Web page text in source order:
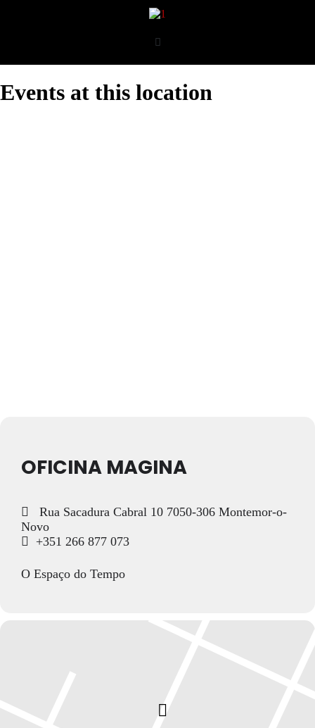
Events at this location
OFICINA MAGINA
Rua Sacadura Cabral 10 7050-306 Montemor-o-
Novo
+351 266 877 073
O Espaço do Tempo